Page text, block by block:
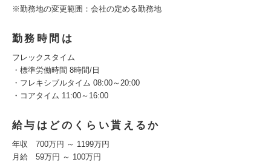
※勤務地の変更範囲：会社の定める勤務地
勤務時間は
フレックスタイム
・標準労働時間 8時間/日
・フレキシブルタイム 08:00～20:00
・コアタイム 11:00～16:00
給与はどのくらい貰えるか
年収 700万円 ～ 1199万円
月給 59万円 ～ 100万円